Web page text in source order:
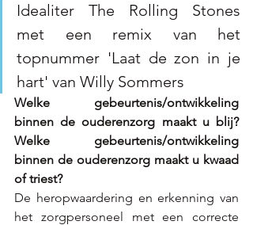
Idealiter The Rolling Stones
met een remix van het
topnummer 'Laat de zon in je
hart' van Willy Sommers
Welke gebeurtenis/ontwikkeling
binnen de ouderenzorg maakt u blij?
Welke gebeurtenis/ontwikkeling
binnen de ouderenzorg maakt u kwaad
of triest?
De heropwaardering en erkenning van
het zorgpersoneel met een correcte